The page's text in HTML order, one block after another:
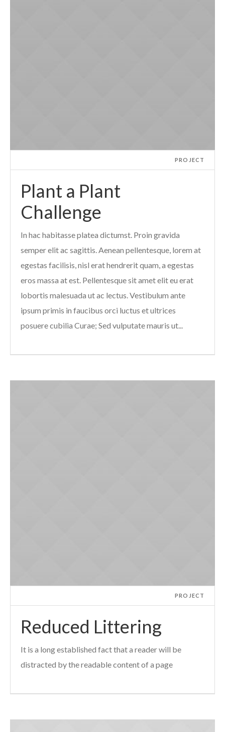
PROJECT
Plant a Plant
Challenge
In hac habitasse platea dictumst. Proin gravida
semper elit ac sagittis. Aenean pellentesque, lorem at
egestas facilisis, nisl erat hendrerit quam, a egestas
eros massa at est. Pellentesque sit amet elit eu erat
lobortis malesuada ut ac lectus. Vestibulum ante
ipsum primis in faucibus orci luctus et ultrices
posuere cubilia Curae; Sed vulputate mauris ut...
PROJECT
Reduced Littering
It is a long established fact that a reader will be
distracted by the readable content of a page